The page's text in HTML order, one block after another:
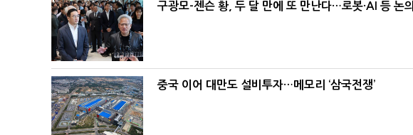
구광모-젠슨 황, 두 달 만에 또 만난다…로봇·AI 등 논의
중국 이어 대만도 설비투자…메모리 ‘삼국전쟁’